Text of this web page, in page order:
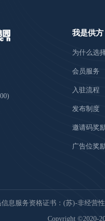
我是供方
为什么选
会员服务
入驻流程
发布制度
邀请码奖
广告位奖
息服务资格证书：(苏)-非经营性
Copyright ©2020-